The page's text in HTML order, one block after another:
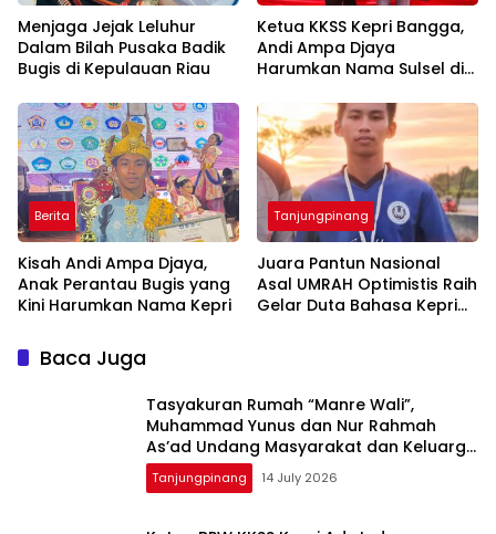
Menjaga Jejak Leluhur
Dalam Bilah Pusaka Badik
Bugis di Kepulauan Riau
Ketua KKSS Kepri Bangga,
Andi Ampa Djaya
Harumkan Nama Sulsel di
2026
Berita
Kisah Andi Ampa Djaya,
Anak Perantau Bugis yang
Kini Harumkan Nama Kepri
Tanjungpinang
Juara Pantun Nasional
Asal UMRAH Optimistis Raih
Gelar Duta Bahasa Kepri
Baca Juga
Tasyakuran Rumah “Manre Wali”,
Muhammad Yunus dan Nur Rahmah
As’ad Undang Masyarakat dan Keluarga
Besar KKSS Kepri Hadiri Acara Syukuran
Tanjungpinang 14 July 2026